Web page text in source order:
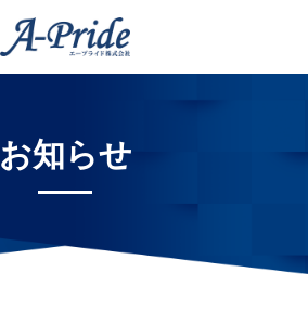
お知らせ